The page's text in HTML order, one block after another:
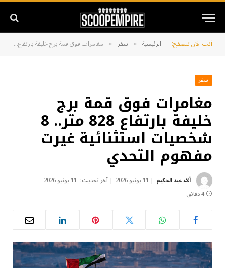
أنت الآن تتصفح: الرئيسية » سفر » مغامرات فوق قمة برج خليفة بارتفاع 828 متر.. 8 شخصيات استثنائية غيرت مفهوم التحدي
سفر
مغامرات فوق قمة برج
خليفة بارتفاع 828 متر.. 8
شخصيات استثنائية غيرت
مفهوم التحدي
آلاء عبد الحكيم 11 يونيو 2026 آخر تحديث: 11 يونيو 2026
4 دقائق